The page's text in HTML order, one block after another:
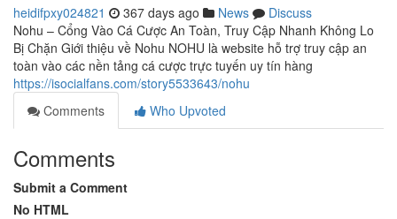
heidifpxy024821 367 days ago News
Discuss
Nohu – Cổng Vào Cá Cược An Toàn, Truy Cập Nhanh Không Lo
Bị Chặn Giới thiệu về Nohu NOHU là website hỗ trợ truy cập an
toàn vào các nền tảng cá cược trực tuyến uy tín hàng
https://isocialfans.com/story5533643/nohu
Comments
Who Upvoted
Comments
Submit a Comment
No HTML